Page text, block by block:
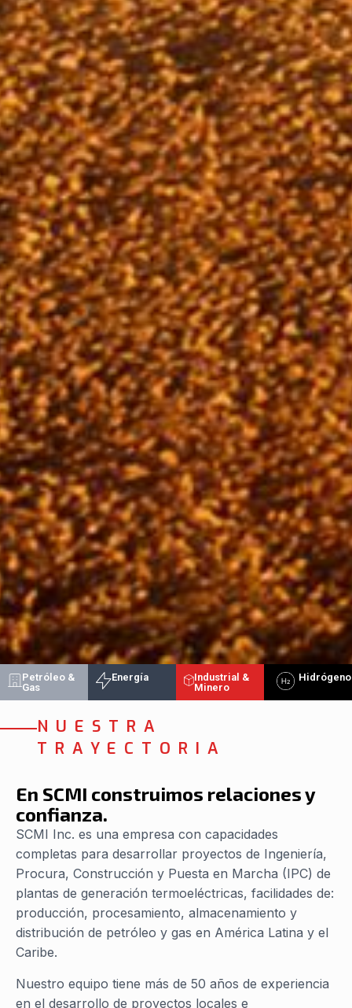
Petróleo &
Gas
Energía
Industrial &
Minero
Hidrógeno
NUESTRA
TRAYECTORIA
En SCMI construimos relaciones y
confianza.
SCMI Inc. es una empresa con capacidades
completas para desarrollar proyectos de Ingeniería,
Procura, Construcción y Puesta en Marcha (IPC) de
plantas de generación termoeléctricas, facilidades de:
producción, procesamiento, almacenamiento y
distribución de petróleo y gas en América Latina y el
Caribe.
Nuestro equipo tiene más de 50 años de experiencia
en el desarrollo de proyectos locales e